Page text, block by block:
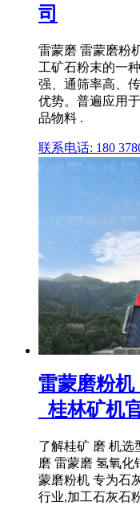
司
雷蒙磨 雷蒙磨粉
工矿石粉末的一
强、通筛率高、
优势。普遍应用
品物料 .
联系电话: 180
雷蒙磨粉机
_桂林矿机
了解桂矿 磨 机选
磨 雷蒙磨 氢氧化
蒙磨粉机 专为石
行业,加工石灰石